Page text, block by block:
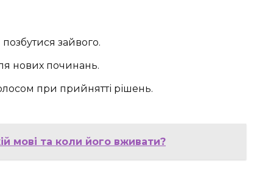
зайвого.
нових починань.
при прийнятті рішень.
мові та коли його вживати?